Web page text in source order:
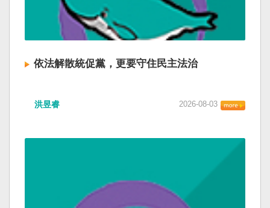
依法解散統促黨，更要守住民主法治
洪昱睿 2026-08-03